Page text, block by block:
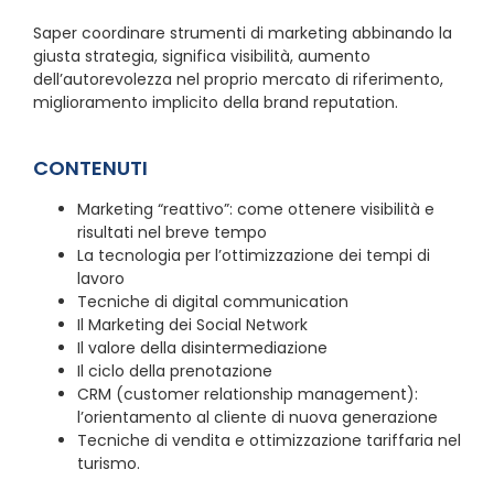
Saper coordinare strumenti di marketing abbinando la
giusta strategia, significa visibilità, aumento
dell’autorevolezza nel proprio mercato di riferimento,
miglioramento implicito della brand reputation.
CONTENUTI
Marketing “reattivo”: come ottenere visibilità e
risultati nel breve tempo
La tecnologia per l’ottimizzazione dei tempi di
lavoro
Tecniche di digital communication
Il Marketing dei Social Network
Il valore della disintermediazione
Il ciclo della prenotazione
CRM (customer relationship management):
l’orientamento al cliente di nuova generazione
Tecniche di vendita e ottimizzazione tariffaria nel
turismo.